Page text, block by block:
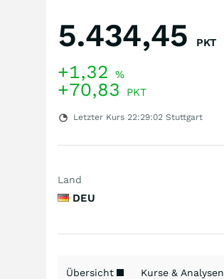
5.434,45 PKT
+1,32 %
+70,83 PKT
Letzter Kurs 22:29:02 Stuttgart
Land
DEU
Übersicht Kurse & Analysen